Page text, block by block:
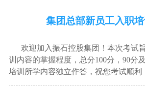
集团总部新员工入职
欢迎加入振石控股集团！本次考试
训内容的掌握程度，总分100分，90分
培训所学内容独立作答，祝您考试顺利